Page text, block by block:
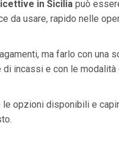
in Sicilia può
da usare, rapido nelle
ma farlo con una
incassi e con le modalità
le opzioni disponibili e